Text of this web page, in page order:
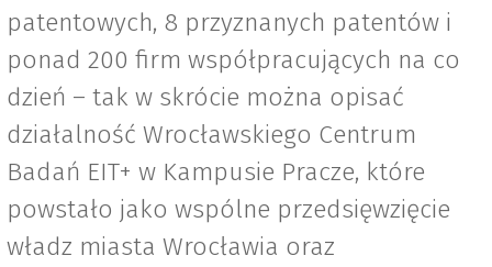
patentowych, 8 przyznanych patentów i
ponad 200 firm współpracujących na co
dzień – tak w skrócie można opisać
działalność Wrocławskiego Centrum
Badań EIT+ w Kampusie Pracze, które
powstało jako wspólne przedsięwzięcie
władz miasta Wrocławia oraz